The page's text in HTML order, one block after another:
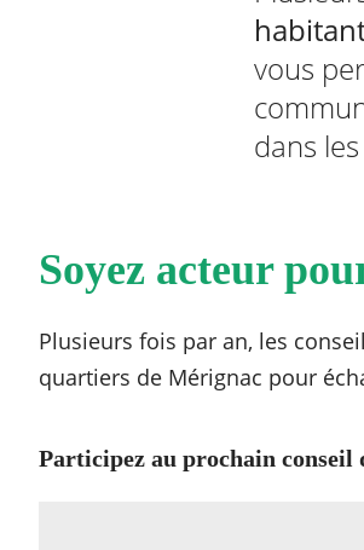
vous
dans les
Soyez acteur
Plusieurs fois par an, les
quartiers de Mérignac pour
Participez au prochain conseil